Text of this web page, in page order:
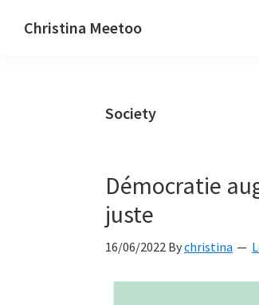
Christina Meetoo
Society
Démocratie
juste
16/06/2022 Bychristina